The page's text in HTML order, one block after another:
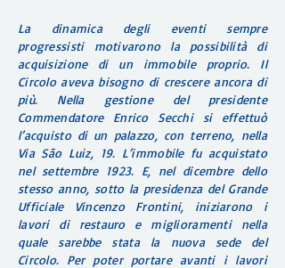
La dinamica degli eventi sempre
progressisti motivarono la possibilità di
acquisizione di un immobile proprio. Il
Circolo aveva bisogno di crescere ancora di
più. Nella gestione del presidente
Commendatore Enrico Secchi si effettuò
l’acquisto di un palazzo, con terreno, nella
Via São Luiz, 19. L’immobile fu acquistato
nel settembre 1923. E, nel dicembre dello
stesso anno, sotto la presidenza del Grande
Ufficiale Vincenzo Frontini, iniziarono i
lavori di restauro e miglioramenti nella
quale sarebbe stata la nuova sede del
Circolo. Per poter portare avanti i lavori